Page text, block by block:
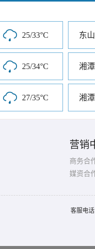
25/33°C 东
25/34°C 湘
27/35°C 湘
营销
商务合
媒资合
客服电